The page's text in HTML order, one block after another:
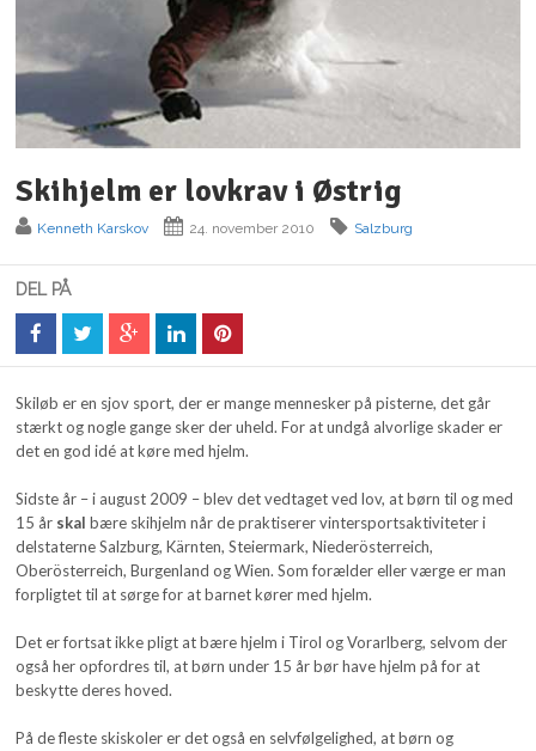
Skihjelm er lovkrav i Østrig
Kenneth Karskov 24. november 2010 Salzburg
DEL PÅ
Skiløb er en sjov sport, der er mange mennesker på pisterne, det går
stærkt og nogle gange sker der uheld. For at undgå alvorlige skader er
det en god idé at køre med hjelm.
Sidste år – i august 2009 – blev det vedtaget ved lov, at børn til og med
15 år skal bære skihjelm når de praktiserer vintersportsaktiviteter i
delstaterne Salzburg, Kärnten, Steiermark, Niederösterreich,
Oberösterreich, Burgenland og Wien. Som forælder eller værge er man
forpligtet til at sørge for at barnet kører med hjelm.
Det er fortsat ikke pligt at bære hjelm i Tirol og Vorarlberg, selvom der
også her opfordres til, at børn under 15 år bør have hjelm på for at
beskytte deres hoved.
På de fleste skiskoler er det også en selvfølgelighed, at børn og